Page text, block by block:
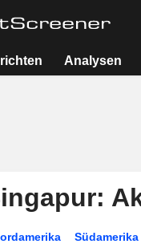
Analysen
Südamerika